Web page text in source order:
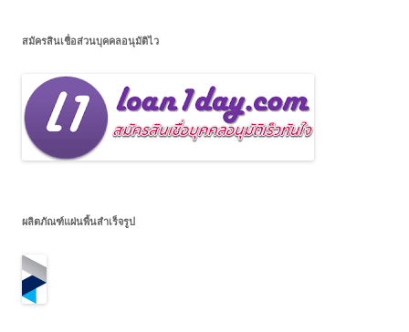
สมัครสินเชื่อส่วนบุคคลอนุมัติไว
ผลิตภัณฑ์แผ่นพื้นสำเร็จรูป